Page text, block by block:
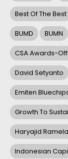
Best Of The Best
BUMD BUMN
CSA Awards-
David Setyanto
Emiten
Growth To
Haryajid
Indonesian